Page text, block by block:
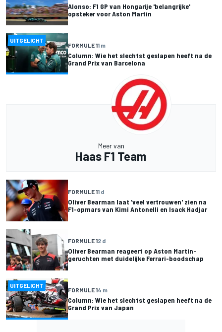
Alonso: F1 GP van Hongarije 'belangrijke'
opsteker voor Aston Martin
UITGELICHT
FORMULE 11 m
Column: Wie het slechtst geslapen heeft na de
Grand Prix van Barcelona
Meer van
Haas F1 Team
FORMULE 11 d
Oliver Bearman laat 'veel vertrouwen' zien na
F1-opmars van Kimi Antonelli en Isack Hadjar
FORMULE 12 d
Oliver Bearman reageert op Aston Martin-
geruchten met duidelijke Ferrari-boodschap
UITGELICHT
FORMULE 14 m
Column: Wie het slechtst geslapen heeft na de
Grand Prix van Japan